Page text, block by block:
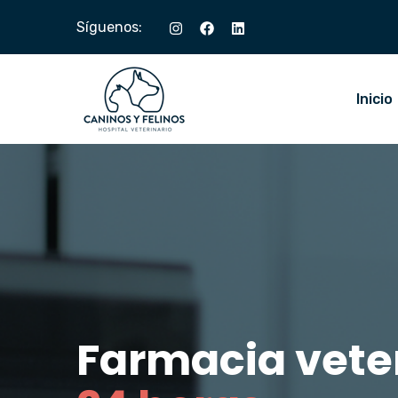
Síguenos:
Inicio
Farmacia
Farmacia
Farmacia